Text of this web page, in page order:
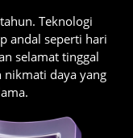
Teknologi
andal seperti hari
selamat tinggal
nikmati daya yang